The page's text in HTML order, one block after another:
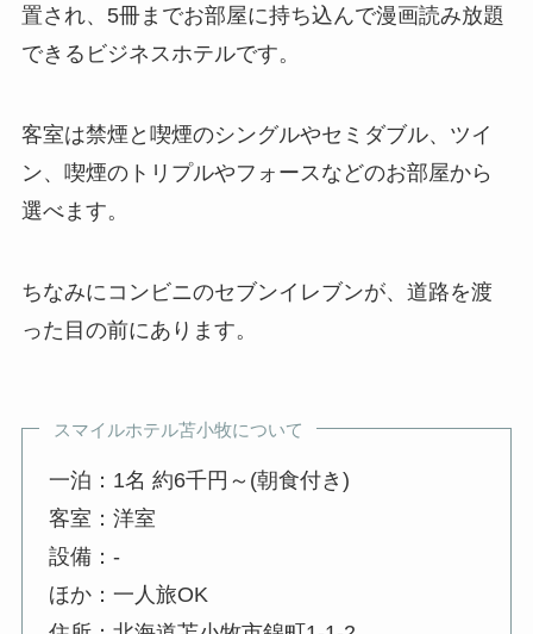
置され、5冊までお部屋に持ち込んで漫画読み放題
できるビジネスホテルです。
客室は禁煙と喫煙のシングルやセミダブル、ツイ
ン、喫煙のトリプルやフォースなどのお部屋から
選べます。
ちなみにコンビニのセブンイレブンが、道路を渡
った目の前にあります。
スマイルホテル苫小牧について
一泊：1名 約6千円～(朝食付き)
客室：洋室
設備：-
ほか：一人旅OK